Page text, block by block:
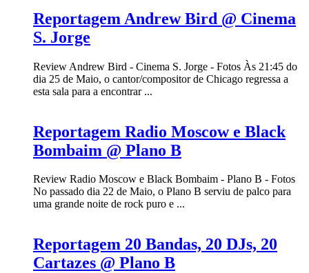
Reportagem Andrew Bird @ Cinema
S. Jorge
Review Andrew Bird - Cinema S. Jorge - Fotos Às 21:45 do
dia 25 de Maio, o cantor/compositor de Chicago regressa a
esta sala para a encontrar ...
Reportagem Radio Moscow e Black
Bombaim @ Plano B
Review Radio Moscow e Black Bombaim - Plano B - Fotos
No passado dia 22 de Maio, o Plano B serviu de palco para
uma grande noite de rock puro e ...
Reportagem 20 Bandas, 20 DJs, 20
Cartazes @ Plano B